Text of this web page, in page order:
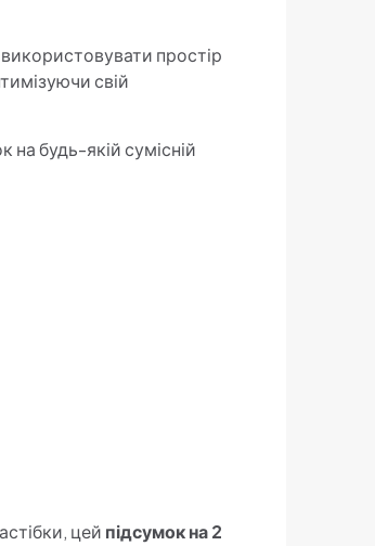
простір
свій
на будь-якій сумісній
цей підсумок на 2